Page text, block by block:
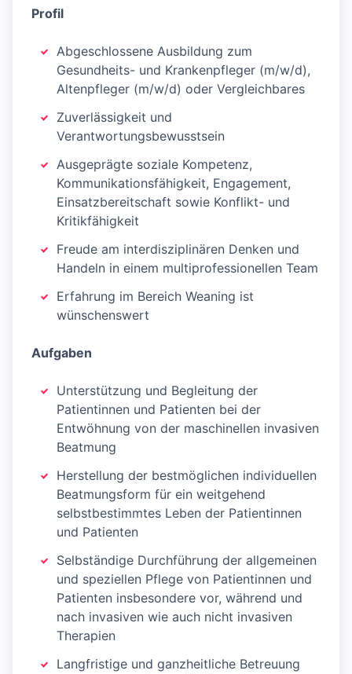
Profil
Abgeschlossene Ausbildung zum
Gesundheits- und Krankenpfleger (m/w/d),
Altenpfleger (m/w/d) oder Vergleichbares
Zuverlässigkeit und
Verantwortungsbewusstsein
Ausgeprägte soziale Kompetenz,
Kommunikationsfähigkeit, Engagement,
Einsatzbereitschaft sowie Konflikt- und
Kritikfähigkeit
Freude am interdisziplinären Denken und
Handeln in einem multiprofessionellen Team
Erfahrung im Bereich Weaning ist
wünschenswert
Aufgaben
Unterstützung und Begleitung der
Patientinnen und Patienten bei der
Entwöhnung von der maschinellen invasiven
Beatmung
Herstellung der bestmöglichen individuellen
Beatmungsform für ein weitgehend
selbstbestimmtes Leben der Patientinnen
und Patienten
Selbständige Durchführung der allgemeinen
und speziellen Pflege von Patientinnen und
Patienten insbesondere vor, während und
nach invasiven wie auch nicht invasiven
Therapien
Langfristige und ganzheitliche Betreuung